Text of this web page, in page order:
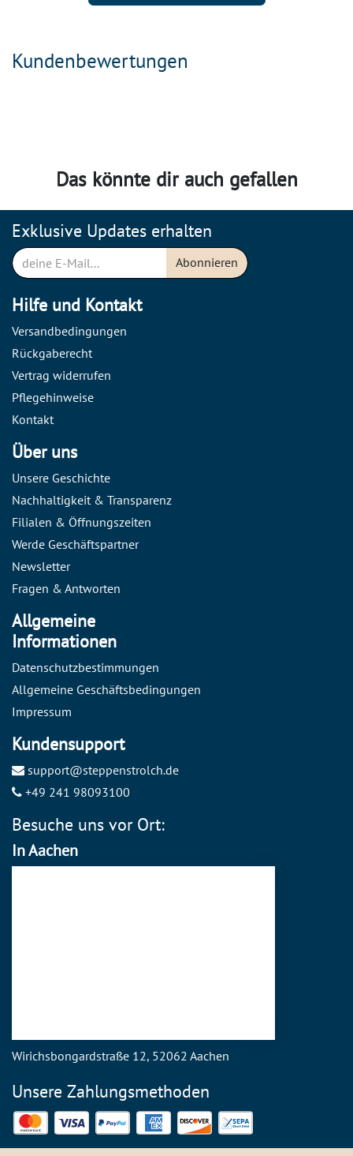
Kundenbewertungen
Das könnte dir auch gefallen
Besuche uns vor Ort:
In Aachen
Wirichsbongardstraße 12, 52062 Aachen
Hilfe und Kontakt
Versandbedingungen
Rückgaberecht
Vertrag widerrufen
Pflegehinweise
Kontakt
Über uns
Unsere Geschichte
Nachhaltigkeit & Transparenz
Filialen & Öffnungszeiten
Werde Geschäftspartner
Newsletter
Fragen & Antworten
Allgemeine
Informationen
Datenschutzbestimmungen
Allgemeine Geschäftsbedingungen
Impressum
Kundensupport
support@steppenstrolch.de
+49 241 98093100
Exklusive Updates erhalten
Abonnieren
Unsere Zahlungsmethoden
Mastercard
Visa PayPal American Express
DiscoverSEPA Direct Debit